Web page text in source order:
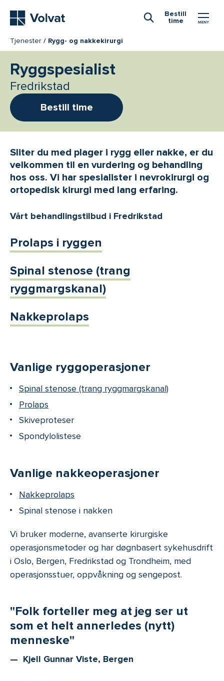
Bestill
time
Tjenester Rygg- og nakkekirurgi
Ryggspesialist
Fredrikstad
Bestill time
Sliter du med plager i rygg eller nakke, er du
velkommen til en vurdering og behandling
hos oss. Vi har spesialister i nevrokirurgi og
ortopedisk kirurgi med lang erfaring.
Vårt behandlingstilbud i Fredrikstad
Prolaps i ryggen
Spinal stenose (trang
ryggmargskanal)
Nakkeprolaps
Vanlige ryggoperasjoner
Spinal stenose (trang ryggmargskanal)
Prolaps
Skiveproteser
Spondylolistese
Vanlige nakkeoperasjoner
Nakkeprolaps
Spinal stenose i nakken
Vi bruker moderne, avanserte kirurgiske
operasjonsmetoder og har døgnbasert sykehusdrift
i Oslo, Bergen, Fredrikstad og Trondheim, med
operasjonsstuer, oppvåkning og sengepost.
"Folk forteller meg at jeg ser ut
som et helt annerledes (nytt)
menneske"
Kjell Gunnar Viste, Bergen